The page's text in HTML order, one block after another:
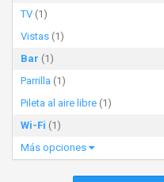
TV (1)
Vistas (1)
Bar (1)
Parrilla (1)
Pileta al aire libre (1)
Wi-Fi (1)
Más opciones